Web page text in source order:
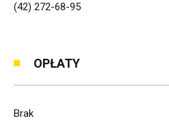
(42) 272-68-95
OPŁATY
Brak